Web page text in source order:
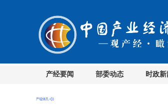
产经要闻 部委动态 时政新